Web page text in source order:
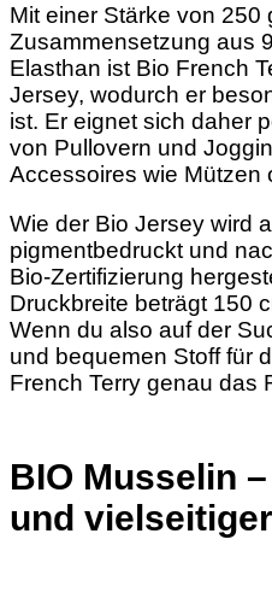
Mit einer Stärke von 250
Zusammensetzung aus
Elasthan ist Bio French
Jersey, wodurch er
ist. Er eignet sich daher
von Pullovern und
Accessoires wie Mützen
Wie der Bio Jersey wird
pigmentbedruckt und
Bio-Zertifizierung
Druckbreite beträgt 150
Wenn du also auf der
und bequemen Stoff für
French Terry genau das
BIO Musselin
und